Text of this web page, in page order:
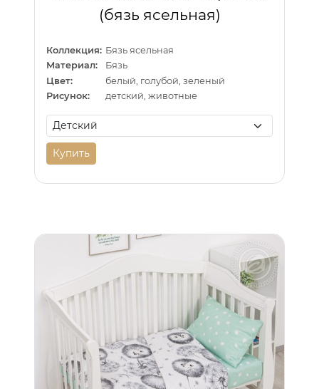
(бязь ясельная)
Коллекция: Бязь ясельная
Материал:
Бязь
Цвет:
белый, голубой, зеленый
Рисунок:
детский, животные
Купить